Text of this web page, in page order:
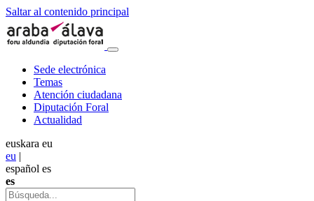
Saltar al contenido principal
Sede electrónica
Temas
Atención ciudadana
Diputación Foral
Actualidad
euskara eu
eu |
español es
es